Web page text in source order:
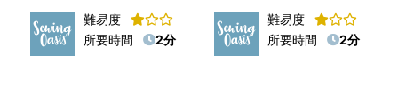
難易度
所要時間
2分
難易度
所要時間
2分